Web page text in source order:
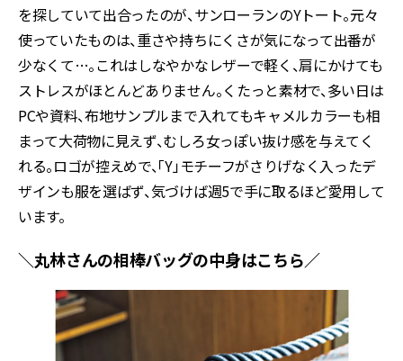
を探していて出合ったのが、サンローランのYトート。元々
使っていたものは、重さや持ちにくさが気になって出番が
少なくて…。これはしなやかなレザーで軽く、肩にかけても
ストレスがほとんどありません。くたっと素材で、多い日は
PCや資料、布地サンプルまで入れてもキャメルカラーも相
まって大荷物に見えず、むしろ女っぽい抜け感を与えてく
れる。ロゴが控えめで、「Y」モチーフがさりげなく入ったデ
ザインも服を選ばず、気づけば週5で手に取るほど愛用して
います。
＼丸林さんの相棒バッグの中身はこちら／